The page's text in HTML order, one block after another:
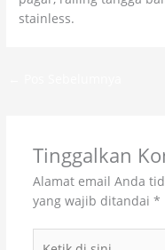
stainless.
Tinggalkan
Alamat email Anda
yang wajib ditandai *